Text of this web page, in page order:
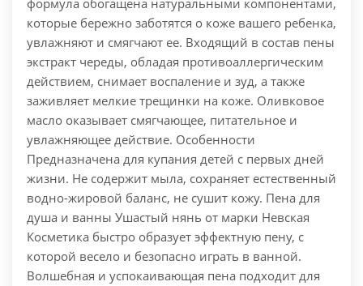
формула обогащена натуральными компонентами,
которые бережно заботятся о коже вашего ребенка,
увлажняют и смягчают ее. Входящий в состав пены
экстракт череды, обладая противоаллергическим
действием, снимает воспаление и зуд, а также
заживляет мелкие трещинки на коже. Оливковое
масло оказывает смягчающее, питательное и
увлажняющее действие. Особенности
Предназначена для купания детей с первых дней
жизни. Не содержит мыла, сохраняет естественный
водно-жировой баланс, не сушит кожу. Пена для
душа и ванны Ушастый нянь от марки Невская
Косметика быстро образует эффектную пену, с
которой весело и безопасно играть в ванной.
Волшебная и успокаивающая пена подходит для